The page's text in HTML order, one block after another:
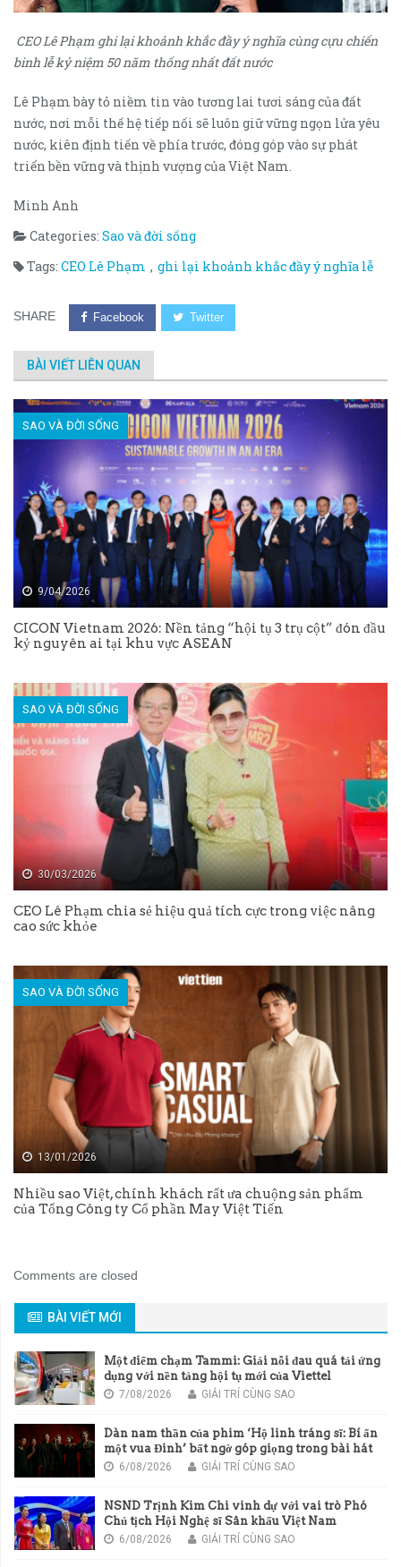
CEO Lê Phạm ghi lại khoảnh khắc đầy ý nghĩa cùng cựu chiến
binh lễ kỷ niệm 50 năm thống nhất đất nước
Lê Phạm bày tỏ niềm tin vào tương lai tươi sáng của đất
nước, nơi mỗi thế hệ tiếp nối sẽ luôn giữ vững ngọn lửa yêu
nước, kiên định tiến về phía trước, đóng góp vào sự phát
triển bền vững và thịnh vượng của Việt Nam.
Minh Anh
Categories: Sao và đời sống
Tags: CEO Lê Phạm , ghi lại khoảnh khắc đầy ý nghĩa lễ
SHARE Facebook Twitter
BÀI VIẾT LIÊN QUAN
SAO VÀ ĐỜI SỐNG
9/04/2026
CICON Vietnam 2026: Nền tảng “hội tụ 3 trụ cột” đón đầu
kỷ nguyên ai tại khu vực ASEAN
SAO VÀ ĐỜI SỐNG
30/03/2026
CEO Lê Phạm chia sẻ hiệu quả tích cực trong việc nâng
cao sức khỏe
SAO VÀ ĐỜI SỐNG
13/01/2026
Nhiều sao Việt, chính khách rất ưa chuộng sản phẩm
của Tổng Công ty Cổ phần May Việt Tiến
Comments are closed
BÀI VIẾT MỚI
Một điểm chạm Tammi: Giải nỗi đau quá tải ứng
dụng với nền tảng hội tụ mới của Viettel
7/08/2026 GIẢI TRÍ CÙNG SAO
Dàn nam thần của phim ‘Hộ linh tráng sĩ: Bí ẩn
một vua Đinh’ bất ngờ góp giọng trong bài hát
chủ đề của phim
6/08/2026 GIẢI TRÍ CÙNG SAO
NSND Trịnh Kim Chi vinh dự với vai trò Phó
Chủ tịch Hội Nghệ sĩ Sân khấu Việt Nam
6/08/2026 GIẢI TRÍ CÙNG SAO